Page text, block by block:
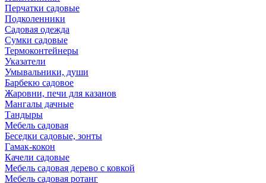
Перчатки садовые
Подколенники
Садовая одежда
Сумки садовые
Термоконтейнеры
Указатели
Умывальники, души
Барбекю садовое
Жаровни, печи для казанов
Мангалы дачные
Тандыры
Мебель садовая
Беседки садовые, зонты
Гамак-кокон
Качели садовые
Мебель садовая дерево с ковкой
Мебель садовая ротанг